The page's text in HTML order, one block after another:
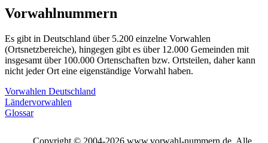
Vorwahlnummern
Es gibt in Deutschland über 5.200 einzelne Vorwahlen
(Ortsnetzbereiche), hingegen gibt es über 12.000 Gemeinden mit
insgesamt über 100.000 Ortenschaften bzw. Ortsteilen, daher kann
nicht jeder Ort eine eigenständige Vorwahl haben.
Vorwahlen Deutschland
Ländervorwahlen
Glossar